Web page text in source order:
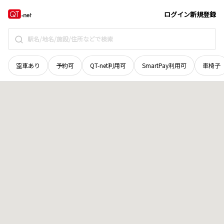
ログイン新規登録
空車あり 予約可 QT-net利用可 SmartPay利用可 車椅子
岩手県